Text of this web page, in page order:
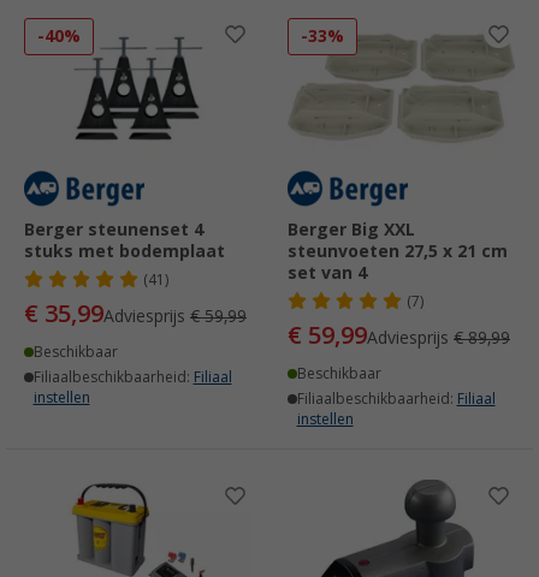
-40%
Berger steunenset 4
stuks met bodemplaat
(41)
€ 35,99Adviesprijs € 59,99
Beschikbaar
Filiaalbeschikbaarheid: Filiaal
instellen
-33%
Berger Big XXL
steunvoeten 27,5 x 21 cm
set van 4
(7)
€ 59,99Adviesprijs € 89,99
Beschikbaar
Filiaalbeschikbaarheid: Filiaal
instellen